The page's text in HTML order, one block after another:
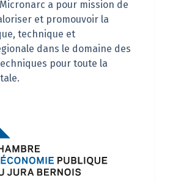
a pour mission de
et promouvoir la
technique et
dans le domaine des
pour toute la